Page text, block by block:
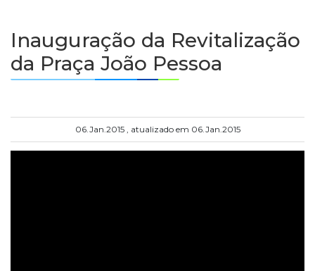
Inauguração da Revitalização
da Praça João Pessoa
06.Jan.2015 , atualizado em 06.Jan.2015